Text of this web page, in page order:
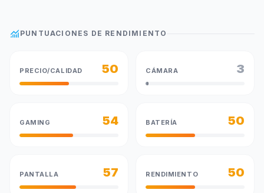
monitoring PUNTUACIONES DE RENDIMIENTO
PRECIO/CALIDAD 50 CÁMARA 3
GAMING 54 BATERÍA 50
PANTALLA 57 RENDIMIENTO 50